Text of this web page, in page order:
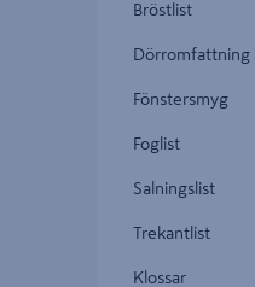
Bröstlist
Dörromfattning
Fönstersmyg
Foglist
Salningslist
Trekantlist
Klossar